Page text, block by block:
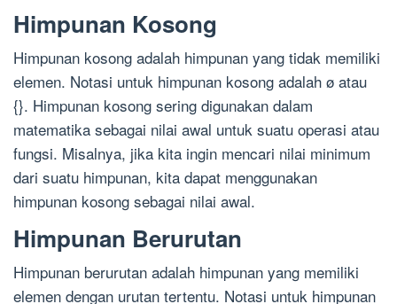
Himpunan Kosong
Himpunan kosong adalah himpunan yang tidak memiliki
elemen. Notasi untuk himpunan kosong adalah ø atau
{}. Himpunan kosong sering digunakan dalam
matematika sebagai nilai awal untuk suatu operasi atau
fungsi. Misalnya, jika kita ingin mencari nilai minimum
dari suatu himpunan, kita dapat menggunakan
himpunan kosong sebagai nilai awal.
Himpunan Berurutan
Himpunan berurutan adalah himpunan yang memiliki
elemen dengan urutan tertentu. Notasi untuk himpunan